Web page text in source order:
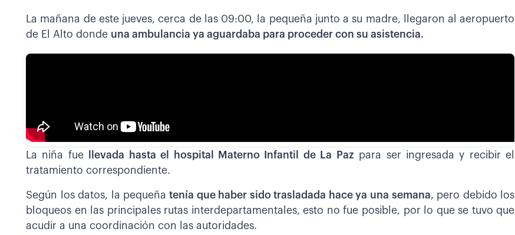
La mañana de este jueves, cerca de las 09:00, la pequeña junto a su madre, llegaron al aeropuerto
de El Alto donde una ambulancia ya aguardaba para proceder con su asistencia.
La niña fue llevada hasta el hospital Materno Infantil de La Pazpara ser ingresada y recibir el
tratamiento correspondiente.
Según los datos, la pequeña tenía que haber sido trasladada hace ya una semana, pero debido los
bloqueos en las principales rutas interdepartamentales, esto no fue posible, por lo que se tuvo que
acudir a una coordinación con las autoridades.